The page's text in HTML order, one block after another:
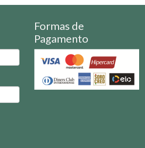
Formas de
Pagamento